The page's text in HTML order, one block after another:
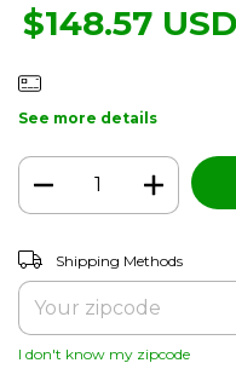
$148.57 USD
See more details
Shipping for zipcode:
Shipping Methods
I don't know my zipcode